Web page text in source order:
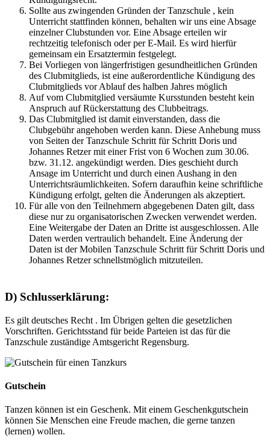
Sollte aus zwingenden Gründen der Tanzschule , kein
Unterricht stattfinden können, behalten wir uns eine Absage
einzelner Clubstunden vor. Eine Absage erteilen wir
rechtzeitig telefonisch oder per E-Mail. Es wird hierfür
gemeinsam ein Ersatztermin festgelegt.
Bei Vorliegen von längerfristigen gesundheitlichen Gründen
des Clubmitglieds, ist eine außerordentliche Kündigung des
Clubmitglieds vor Ablauf des halben Jahres möglich
Auf vom Clubmitglied versäumte Kursstunden besteht kein
Anspruch auf Rückerstattung des Clubbeitrags.
Das Clubmitglied ist damit einverstanden, dass die
Clubgebühr angehoben werden kann. Diese Anhebung muss
von Seiten der Tanzschule Schritt für Schritt Doris und
Johannes Retzer mit einer Frist von 6 Wochen zum 30.06.
bzw. 31.12. angekündigt werden. Dies geschieht durch
Ansage im Unterricht und durch einen Aushang in den
Unterrichtsräumlichkeiten. Sofern daraufhin keine schriftliche
Kündigung erfolgt, gelten die Änderungen als akzeptiert.
Für alle von den Teilnehmern abgegebenen Daten gilt, dass
diese nur zu organisatorischen Zwecken verwendet werden.
Eine Weitergabe der Daten an Dritte ist ausgeschlossen. Alle
Daten werden vertraulich behandelt. Eine Änderung der
Daten ist der Mobilen Tanzschule Schritt für Schritt Doris und
Johannes Retzer schnellstmöglich mitzuteilen.
D) Schlusserklärung:
Es gilt deutsches Recht . Im Übrigen gelten die gesetzlichen
Vorschriften. Gerichtsstand für beide Parteien ist das für die
Tanzschule zuständige Amtsgericht Regensburg.
Gutschein
Tanzen können ist ein Geschenk. Mit einem Geschenkgutschein
können Sie Menschen eine Freude machen, die gerne tanzen
(lernen) wollen.